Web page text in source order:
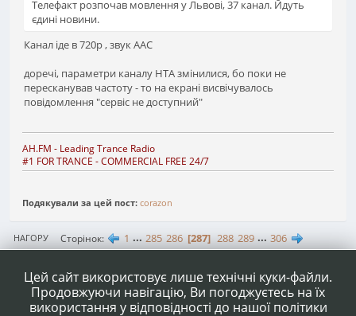
Телефакт розпочав мовлення у Львові, 37 канал. Йдуть
єдині новини.
Канал іде в 720р , звук ААС
доречі, параметри каналу НТА змінилися, бо поки не
пересканував частоту - то на екрані висвічувалось
повідомлення "сервіс не доступний"
AH.FM - Leading Trance Radio
#1 FOR TRANCE - COMMERCIAL FREE 24/7
Подякували за цей пост: corazon
НАГОРУ Сторінок 1 ... 285 286 287 288 289 ... 306
Цей сайт використовує лише технічні куки-файли.
Продовжуючи навігацію, Ви погоджуєтесь на їх
використання у відповідності до нашої політики